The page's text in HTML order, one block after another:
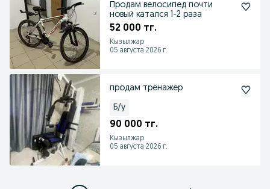
Продам велосипед почти
новый катался 1-2 раза
52 000 тг.
Кызылжар
05 августа 2026 г.
продам тренажер
Б/у
90 000 тг.
Кызылжар
05 августа 2026 г.